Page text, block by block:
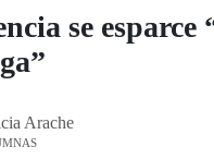
se esparce
Arache